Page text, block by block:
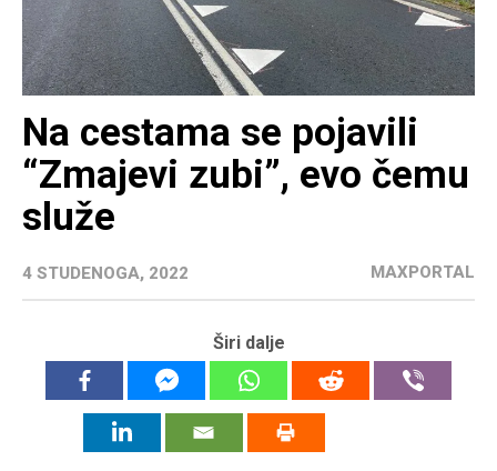
Na cestama se pojavili
“Zmajevi zubi”, evo čemu
služe
4 STUDENOGA, 2022 MAXPORTAL
Širi dalje